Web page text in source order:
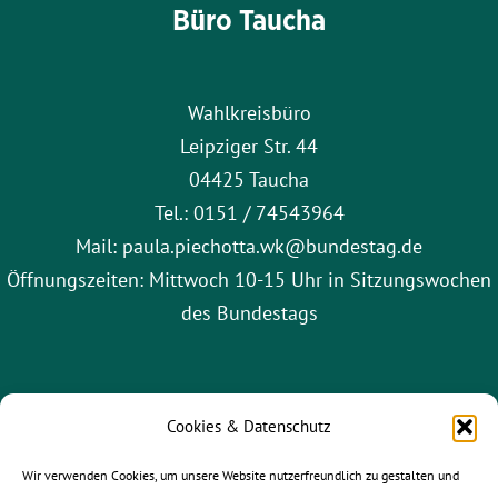
Cookies & Datenschutz
Wir verwenden Cookies, um unsere Website nutzerfreundlich zu gestalten und
Büro Taucha
Wahlkreisbüro
Leipziger Str. 44
04425 Taucha
Tel.: 0151 / 74543964
Mail: paula.piechotta.wk@bundestag.de
Öffnungszeiten: Mittwoch 10-15 Uhr in Sitzungswochen
des Bundestags